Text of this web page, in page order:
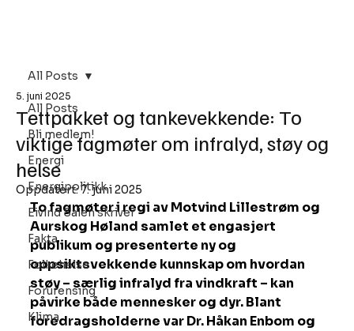
All Posts
Bli medlem!
Energi
Energipolitikk
Eivind Salen skriver
Fakta
Folkehelse
Forurensing
Klima
All Posts
Tettpakket og tankevekkende: To
viktige fagmøter om infralyd, støy og
helse
5. juni 2025
Oppdatert:7. juni 2025
To fagmøter i regi av Motvind Lillestrøm og
Aurskog Høland samlet et engasjert
publikum og presenterte ny og
oppsiktsvekkende kunnskap om hvordan
støy – særlig infralyd fra vindkraft – kan
påvirke både mennesker og dyr. Blant
foredragsholderne var Dr. Håkan Enbom og